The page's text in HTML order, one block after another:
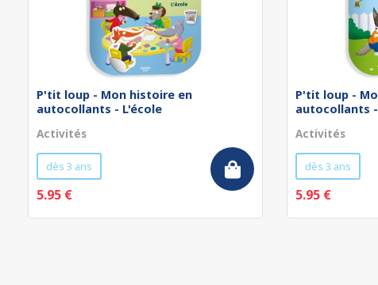
P'tit loup - Mon histoire en
autocollants - L'école
Activités
dès 3 ans
5.95 €
P'tit loup -
autocollants
Activités
dès 3 ans
5.95 €